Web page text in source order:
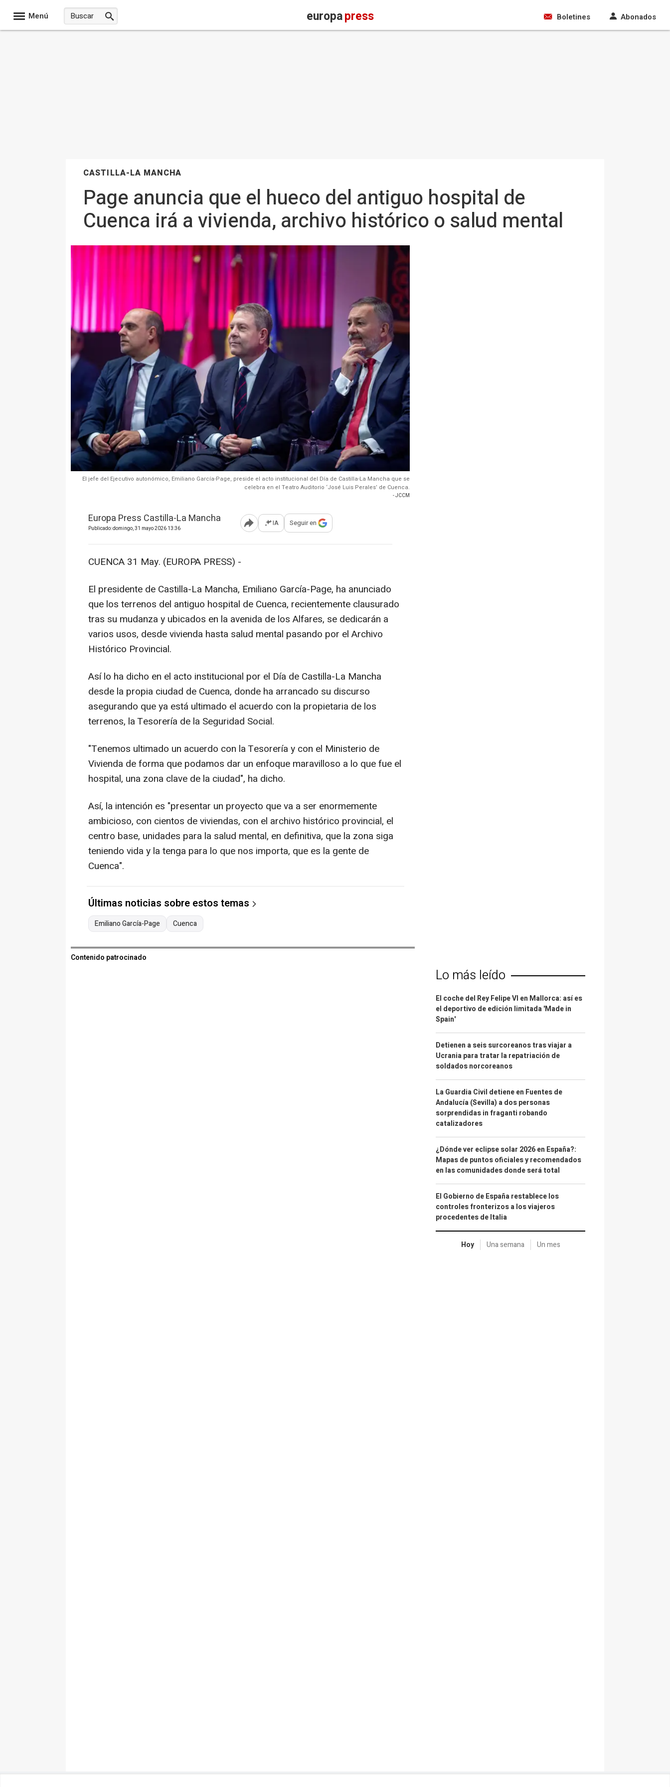
Menú europapress Boletines Abonados
CASTILLA-LA MANCHA
Page anuncia que el hueco del antiguo hospital de
Cuenca irá a vivienda, archivo histórico o salud mental
El jefe del Ejecutivo autonómico, Emiliano García-Page, preside el acto institucional del Día de Castilla-La Mancha que se
celebra en el Teatro Auditorio ‘José Luis Perales’ de Cuenca.
- JCCM
Europa Press Castilla-La Mancha
Publicado: domingo, 31 mayo 2026 13:36 Abrir opciones para compartir
IA Seguir en
CUENCA 31 May. (EUROPA PRESS) -
El presidente de Castilla-La Mancha, Emiliano García-Page, ha anunciado
que los terrenos del antiguo hospital de Cuenca, recientemente clausurado
tras su mudanza y ubicados en la avenida de los Alfares, se dedicarán a
varios usos, desde vivienda hasta salud mental pasando por el Archivo
Histórico Provincial.
Así lo ha dicho en el acto institucional por el Día de Castilla-La Mancha
desde la propia ciudad de Cuenca, donde ha arrancado su discurso
asegurando que ya está ultimado el acuerdo con la propietaria de los
terrenos, la Tesorería de la Seguridad Social.
"Tenemos ultimado un acuerdo con la Tesorería y con el Ministerio de
Vivienda de forma que podamos dar un enfoque maravilloso a lo que fue el
hospital, una zona clave de la ciudad", ha dicho.
Así, la intención es "presentar un proyecto que va a ser enormemente
ambicioso, con cientos de viviendas, con el archivo histórico provincial, el
centro base, unidades para la salud mental, en definitiva, que la zona siga
teniendo vida y la tenga para lo que nos importa, que es la gente de
Cuenca".
Últimas noticias sobre estos temas
Emiliano García-Page Cuenca
Contenido patrocinado
Lo más leído
El coche del Rey Felipe VI en Mallorca: así es
el deportivo de edición limitada 'Made in
Spain'
Detienen a seis surcoreanos tras viajar a
Ucrania para tratar la repatriación de
soldados norcoreanos
La Guardia Civil detiene en Fuentes de
Andalucía (Sevilla) a dos personas
sorprendidas in fraganti robando
catalizadores
¿Dónde ver eclipse solar 2026 en España?:
Mapas de puntos oficiales y recomendados
en las comunidades donde será total
El Gobierno de España restablece los
controles fronterizos a los viajeros
procedentes de Italia
Hoy Una semana Un mes